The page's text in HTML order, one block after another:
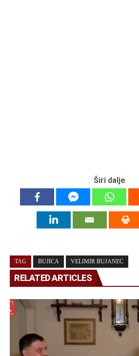
Širi dalje
TAG BUJICA VELIMIR BUJANEC
RELATED ARTICLES